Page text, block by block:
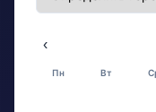
‹
Пн Вт